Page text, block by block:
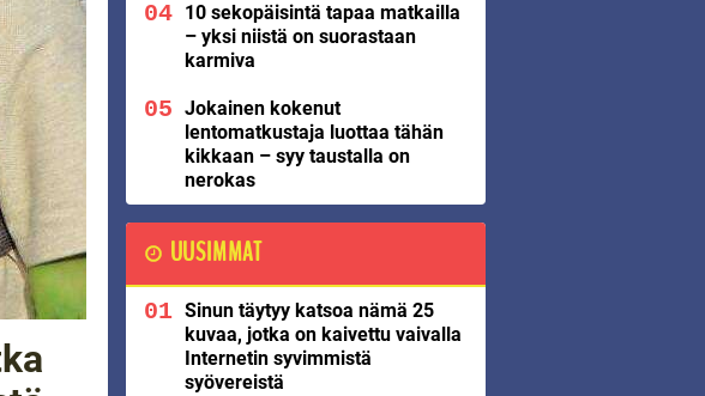
10 sekopäisintä tapaa matkailla
– yksi niistä on suorastaan
karmiva
Jokainen kokenut
lentomatkustaja luottaa tähän
kikkaan – syy taustalla on
nerokas
UUSIMMAT
Sinun täytyy katsoa nämä 25
kuvaa, jotka on kaivettu vaivalla
Internetin syvimmistä
syövereistä